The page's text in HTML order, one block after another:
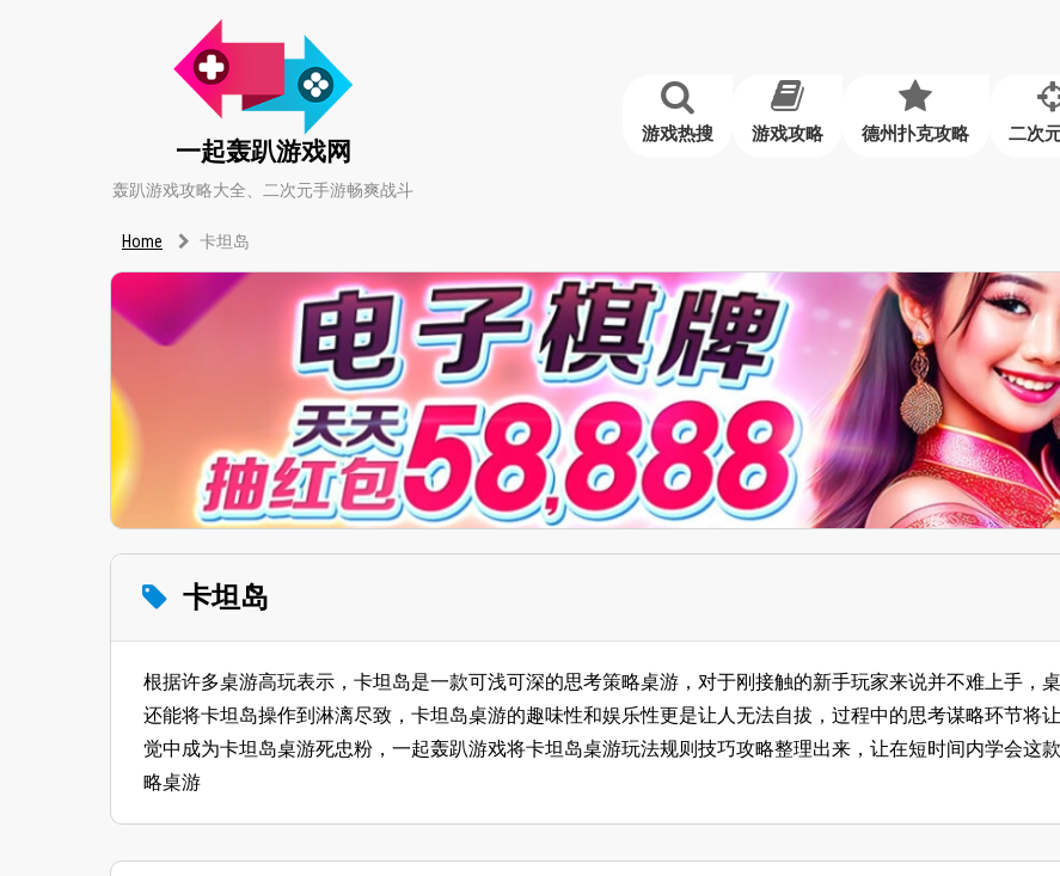
一起轰趴游戏网
轰趴游戏攻略大全、二次元手游畅爽战斗
游戏热搜 游戏攻略 德州扑克攻略 二次
Home 卡坦岛
卡坦岛
根据许多桌游高玩表示，卡坦岛是一款可浅可深的思考策略桌游，对于刚接触的新手玩家来说并不难上手，
还能将卡坦岛操作到淋漓尽致，卡坦岛桌游的趣味性和娱乐性更是让人无法自拔，过程中的思考谋略环节将
觉中成为卡坦岛桌游死忠粉，一起轰趴游戏将卡坦岛桌游玩法规则技巧攻略整理出来，让在短时间内学会这
略桌游